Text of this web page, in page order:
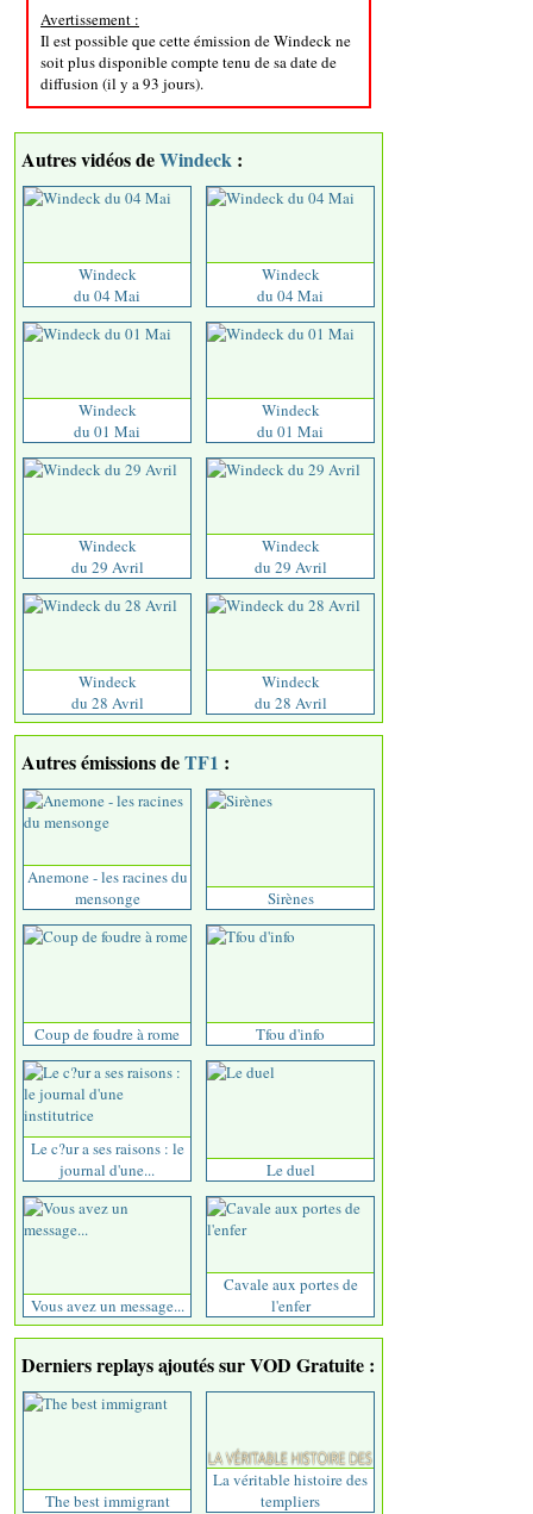
Avertissement :
Il est possible que cette émission de Windeck ne
soit plus disponible compte tenu de sa date de
diffusion (il y a 93 jours).
Autres vidéos deWindeck :
Windeck
du 04 Mai
Windeck
du 04 Mai
Windeck
du 01 Mai
Windeck
du 01 Mai
Windeck
du 29 Avril
Windeck
du 29 Avril
Windeck
du 28 Avril
Windeck
du 28 Avril
Autres émissions deTF1 :
Anemone - les racines du
mensonge
Sirènes
Coup de foudre à rome Tfou d'info
Le c?ur a ses raisons : le
journal d'une...
Le duel
Vous avez un message...
Cavale aux portes de
l'enfer
Derniers replays ajoutés sur VOD Gratuite :
The best immigrant
La véritable histoire des
templiers